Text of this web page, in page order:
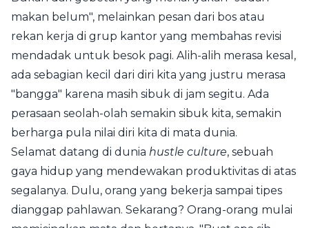
makan belum", melainkan pesan dari bos atau
rekan kerja di grup kantor yang membahas revisi
mendadak untuk besok pagi. Alih-alih merasa kesal,
ada sebagian kecil dari diri kita yang justru merasa
"bangga" karena masih sibuk di jam segitu. Ada
perasaan seolah-olah semakin sibuk kita, semakin
berharga pula nilai diri kita di mata dunia.
Selamat datang di dunia hustle culture, sebuah
gaya hidup yang mendewakan produktivitas di atas
segalanya. Dulu, orang yang bekerja sampai tipes
dianggap pahlawan. Sekarang? Orang-orang mulai